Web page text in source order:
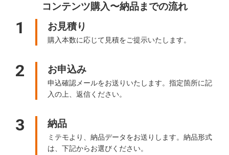
コンテンツ購入〜納品までの流れ
1 お見積り
購入本数に応じて見積をご提示いたします。
2 お申込み
申込確認メールをお送りいたします。指定箇所に記
入の上、返信ください。
3 納品
ミテモより、納品データをお送りします。納品形式
は、下記からお選びください。